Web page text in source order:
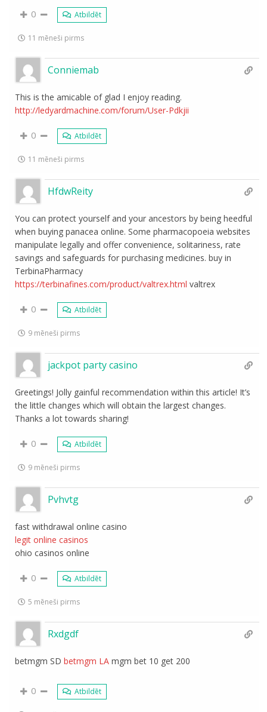
0 Atbildēt
11 mēneši pirms
Conniemab
This is the amicable of glad I enjoy reading.
http://ledyardmachine.com/forum/User-Pdkjii
0 Atbildēt
11 mēneši pirms
HfdwReity
You can protect yourself and your ancestors by being heedful
when buying panacea online. Some pharmacopoeia websites
manipulate legally and offer convenience, solitariness, rate
savings and safeguards for purchasing medicines. buy in
TerbinaPharmacy
https://terbinafines.com/product/valtrex.html valtrex
0 Atbildēt
9 mēneši pirms
jackpot party casino
Greetings! Jolly gainful recommendation within this article! It’s
the little changes which will obtain the largest changes.
Thanks a lot towards sharing!
0 Atbildēt
9 mēneši pirms
Pvhvtg
fast withdrawal online casino
legit online casinos
ohio casinos online
0 Atbildēt
5 mēneši pirms
Rxdgdf
betmgm SDbetmgm LA mgm bet 10 get 200
0 Atbildēt